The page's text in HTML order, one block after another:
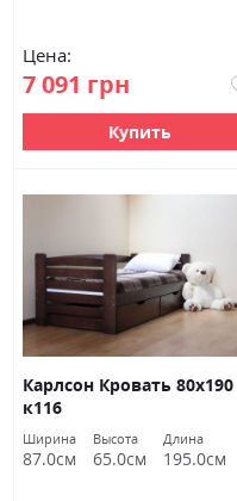
Цена:
7 091 грн
Купить
Карлсон Кровать 80х190
к116
Ширина
87.0см
Высота
65.0см
Длина
195.0см